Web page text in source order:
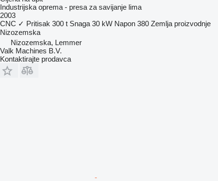
Industrijska oprema - presa za savijanje lima
2003
CNC ✓ Pritisak 300 t Snaga 30 kW Napon 380 Zemlja proizvodnje
Nizozemska
Nizozemska, Lemmer
Valk Machines B.V.
Kontaktirajte prodavca